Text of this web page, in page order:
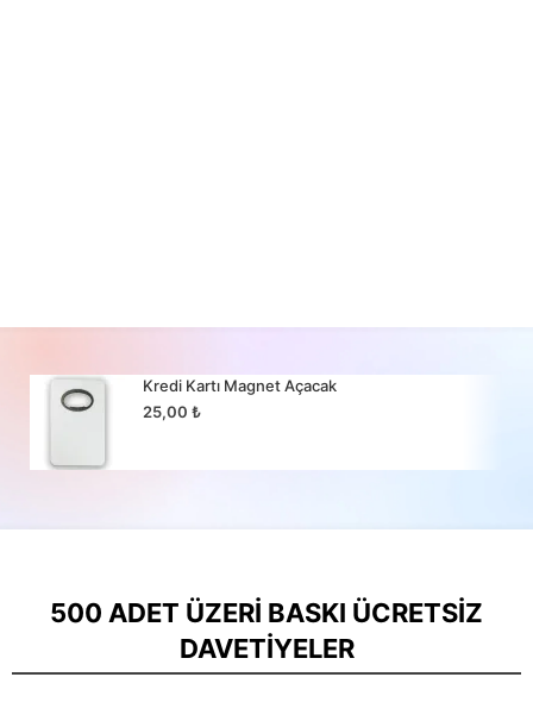
Kredi Kartı Magnet Açacak
25,00₺
500 ADET ÜZERI BASKI ÜCRETSIZ
DAVETIYELER